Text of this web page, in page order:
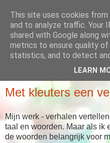
Babboes'
... meer dan alleen maar
Met kleuters een
Mijn werk - verhalen
taal en woorden. Maar als ik
de woorden belangrijk voor
This site uses cookies
and to analyze traffic. Your
shared with Google along
metrics to ensure quality of
statistics, and to detect
LEARN